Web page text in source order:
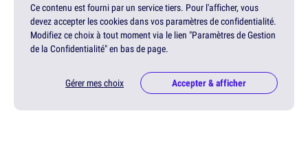
Ce contenu est fourni par un service tiers. Pour l'afficher, vous
devez accepter les cookies dans vos paramètres de confidentialité.
Modifiez ce choix à tout moment via le lien "Paramètres de Gestion
de la Confidentialité" en bas de page.
Gérer mes choix Accepter & afficher